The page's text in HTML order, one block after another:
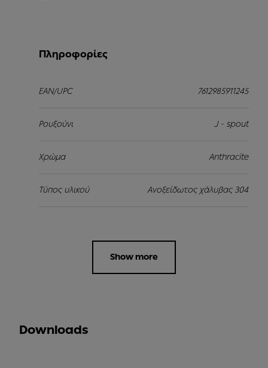
Πληροφορίες
EAN/UPC 7612985911245
Ρουξούνι J - spout
Χρώμα Anthracite
Τύπος υλικού Ανοξείδωτος χάλυβας 304
Show more
Downloads